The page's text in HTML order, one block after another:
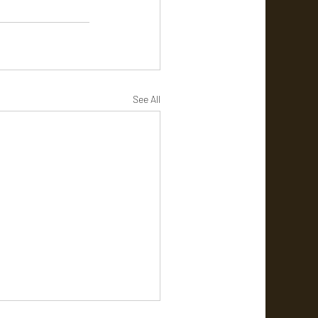
See All